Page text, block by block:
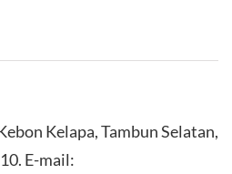
Kelapa, Tambun Selatan,
E-mail: